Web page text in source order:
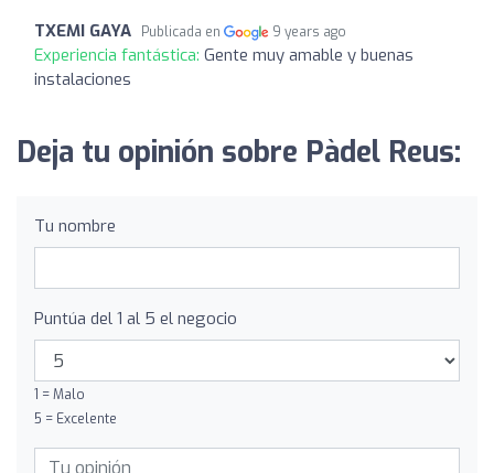
TXEMI GAYA Publicada en 9 years ago
Experiencia fantástica: Gente muy amable y buenas
instalaciones
Deja tu opinión sobre Pàdel Reus:
Tu nombre
Puntúa del 1 al 5 el negocio
1 = Malo
5 = Excelente